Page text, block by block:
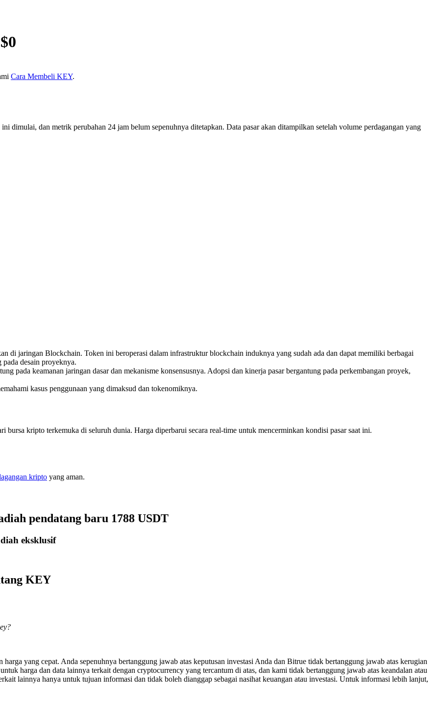
0
Cara Membeli KEY.
dimulai, dan metrik perubahan 24 jam belum sepenuhnya ditetapkan. Data pasar akan ditampilkan setelah volume perdagangan yang
di jaringan Blockchain. Token ini beroperasi dalam infrastruktur blockchain induknya yang sudah ada dan dapat memiliki berbagai
pada desain proyeknya.
pada keamanan jaringan dasar dan mekanisme konsensusnya. Adopsi dan kinerja pasar bergantung pada perkembangan proyek,
kasus penggunaan yang dimaksud dan tokenomiknya.
bursa kripto terkemuka di seluruh dunia. Harga diperbarui secara real-time untuk mencerminkan kondisi pasar saat ini.
kripto yang aman.
pendatang baru 1788 USDT
eksklusif
KEY
yang cepat. Anda sepenuhnya bertanggung jawab atas keputusan investasi Anda dan Bitrue tidak bertanggung jawab atas kerugian
harga dan data lainnya terkait dengan cryptocurrency yang tercantum di atas, dan kami tidak bertanggung jawab atas keandalan atau
lainnya hanya untuk tujuan informasi dan tidak boleh dianggap sebagai nasihat keuangan atau investasi. Untuk informasi lebih lanjut,